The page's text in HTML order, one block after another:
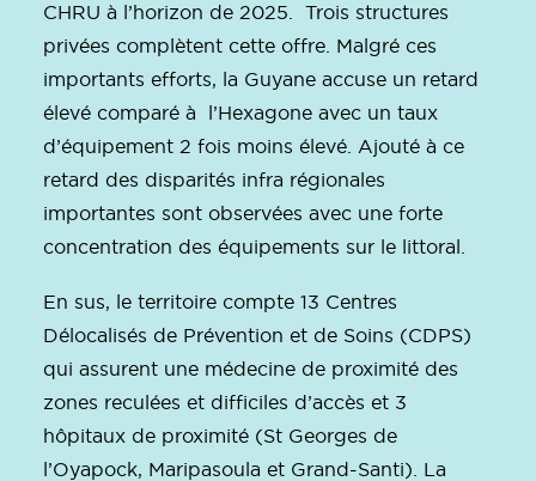
CHRU à l’horizon de 2025. Trois structures
privées complètent cette offre. Malgré ces
importants efforts, la Guyane accuse un retard
élevé comparé à l’Hexagone avec un taux
d’équipement 2 fois moins élevé. Ajouté à ce
retard des disparités infra régionales
importantes sont observées avec une forte
concentration des équipements sur le littoral.
En sus, le territoire compte 13 Centres
Délocalisés de Prévention et de Soins (CDPS)
qui assurent une médecine de proximité des
zones reculées et difficiles d’accès et 3
hôpitaux de proximité (St Georges de
l’Oyapock, Maripasoula et Grand-Santi). La